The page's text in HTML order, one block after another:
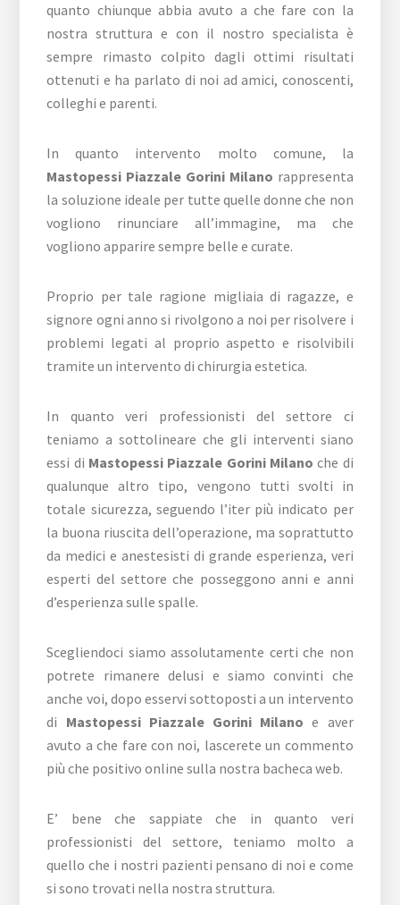
quanto chiunque abbia avuto a che fare con la
nostra struttura e con il nostro specialista è
sempre rimasto colpito dagli ottimi risultati
ottenuti e ha parlato di noi ad amici, conoscenti,
colleghi e parenti.
In quanto intervento molto comune, la
Mastopessi Piazzale Gorini Milano rappresenta
la soluzione ideale per tutte quelle donne che non
vogliono rinunciare all’immagine, ma che
vogliono apparire sempre belle e curate.
Proprio per tale ragione migliaia di ragazze, e
signore ogni anno si rivolgono a noi per risolvere i
problemi legati al proprio aspetto e risolvibili
tramite un intervento di chirurgia estetica.
In quanto veri professionisti del settore ci
teniamo a sottolineare che gli interventi siano
essi di Mastopessi Piazzale Gorini Milano che di
qualunque altro tipo, vengono tutti svolti in
totale sicurezza, seguendo l’iter più indicato per
la buona riuscita dell’operazione, ma soprattutto
da medici e anestesisti di grande esperienza, veri
esperti del settore che posseggono anni e anni
d’esperienza sulle spalle.
Scegliendoci siamo assolutamente certi che non
potrete rimanere delusi e siamo convinti che
anche voi, dopo esservi sottoposti a un intervento
di Mastopessi Piazzale Gorini Milano e aver
avuto a che fare con noi, lascerete un commento
più che positivo online sulla nostra bacheca web.
E’ bene che sappiate che in quanto veri
professionisti del settore, teniamo molto a
quello che i nostri pazienti pensano di noi e come
si sono trovati nella nostra struttura.